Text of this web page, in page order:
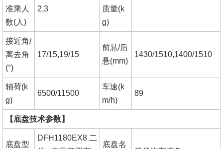
准乘人
数(人)
2,3
质量(k
g)
接近角/
离去角
(°)
17/15,19/15
前悬/后
悬(mm)
1430/1510,1400/1510
轴荷(k
g)
6500/11500
车速(k
m/h)
89
【底盘技术参数】
底盘型
DFH1180EX8 二
底盘名